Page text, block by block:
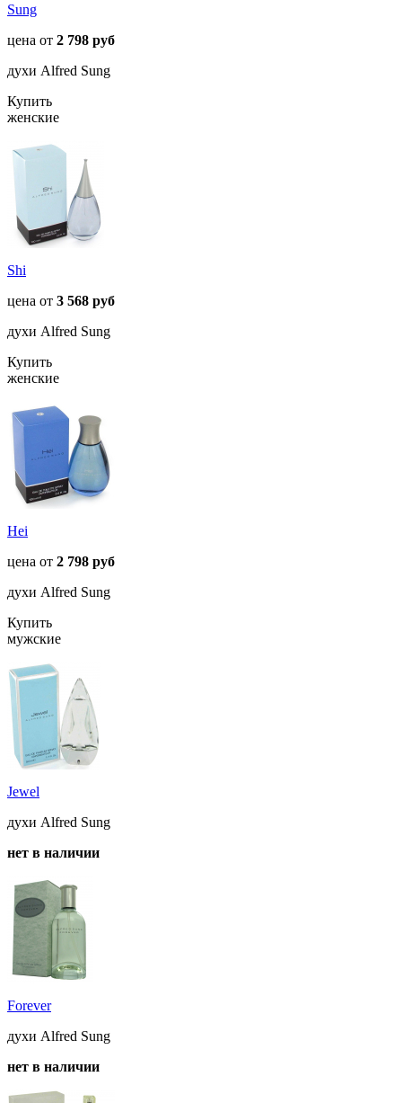
Sung
цена от 2 798 руб
духи Alfred Sung
Купить
женские
Shi
цена от 3 568 руб
духи Alfred Sung
Купить
женские
Hei
цена от 2 798 руб
духи Alfred Sung
Купить
мужские
Jewel
духи Alfred Sung
нет в наличии
Forever
духи Alfred Sung
нет в наличии